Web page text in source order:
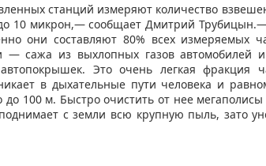
станций измеряют количество
10 микрон,— сообщает Дмитрий
они составляют 80% всех измеряемых
— сажа из выхлопных газов автомобилей
Это очень легкая фракция
в дыхательные пути человека и
до 100 м. Быстро очистить от нее
с земли всю крупную пыль, зато